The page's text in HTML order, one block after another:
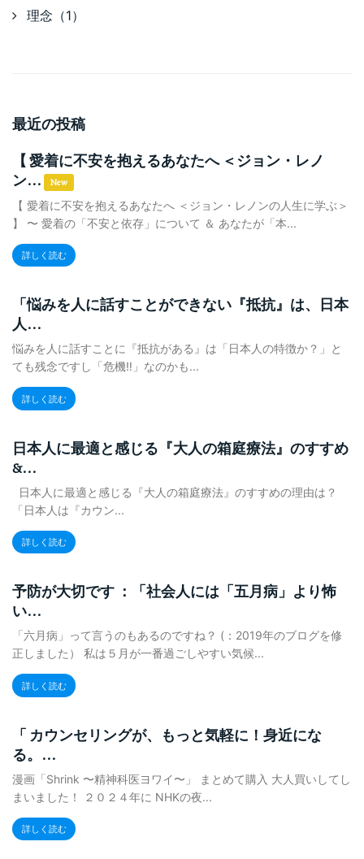
理念（1）
最近の投稿
【 愛着に不安を抱えるあなたへ ＜ジョン・レノ
ン...
New
【 愛着に不安を抱えるあなたへ ＜ジョン・レノンの人生に学ぶ＞
】 〜 愛着の「不安と依存」について ＆ あなたが「本...
詳しく読む
「悩みを人に話すことができない『抵抗』は、日本
人...
悩みを人に話すことに『抵抗がある』は「日本人の特徴か？」と
ても残念ですし「危機‼️」なのかも...
詳しく読む
日本人に最適と感じる『大人の箱庭療法』のすすめ
&...
日本人に最適と感じる『大人の箱庭療法』のすすめの理由は？
「日本人は『カウン...
詳しく読む
予防が大切です ：「社会人には「五月病」より怖
い...
「六月病」って言うのもあるのですね？ (：2019年のブログを修
正しました） 私は５月が一番過ごしやすい気候...
詳しく読む
「 カウンセリングが、もっと気軽に！身近にな
る。...
漫画「Shrink 〜精神科医ヨワイ〜」 まとめて購入 大人買いしてし
まいました！ ２０２４年に NHKの夜...
詳しく読む